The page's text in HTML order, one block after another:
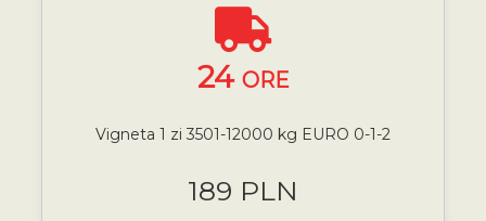
24 ORE
Vigneta 1 zi 3501-12000 kg EURO 0-1-2
189 PLN